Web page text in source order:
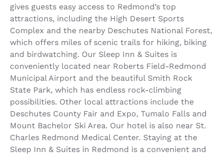
gives guests easy access to Redmond’s top
attractions, including the High Desert Sports
Complex and the nearby Deschutes National Forest,
which offers miles of scenic trails for hiking, biking
and birdwatching. Our Sleep Inn & Suites is
conveniently located near Roberts Field-Redmond
Municipal Airport and the beautiful Smith Rock
State Park, which has endless rock-climbing
possibilities. Other local attractions include the
Deschutes County Fair and Expo, Tumalo Falls and
Mount Bachelor Ski Area. Our hotel is also near St.
Charles Redmond Medical Center. Staying at the
Sleep Inn & Suites in Redmond is a convenient and